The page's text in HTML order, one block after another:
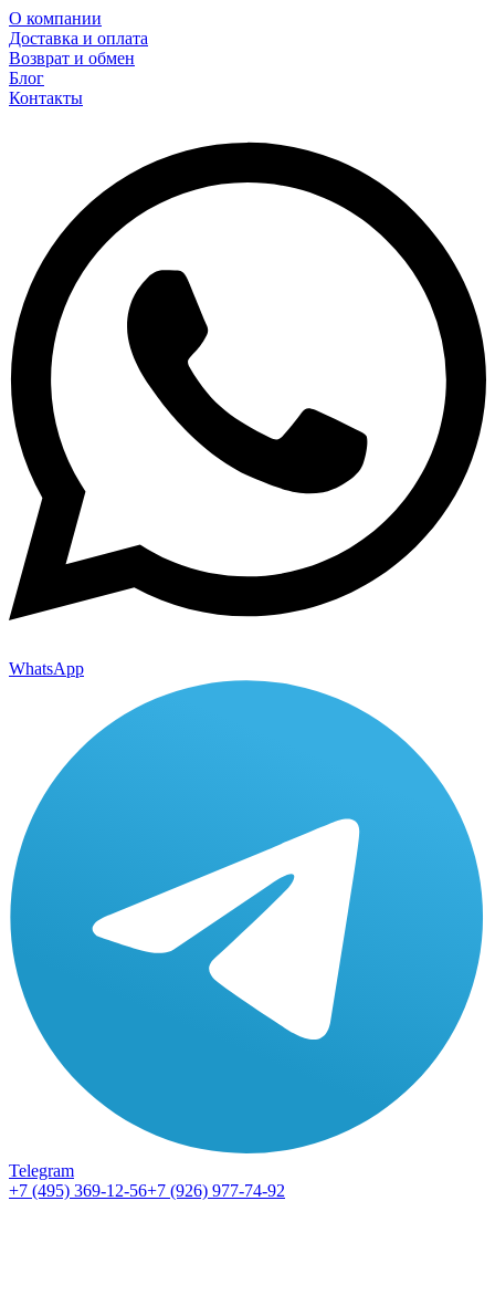
О компании
Доставка и оплата
Возврат и обмен
Блог
Контакты
WhatsApp
Telegram
+7 (495) 369-12-56+7 (926) 977-74-92